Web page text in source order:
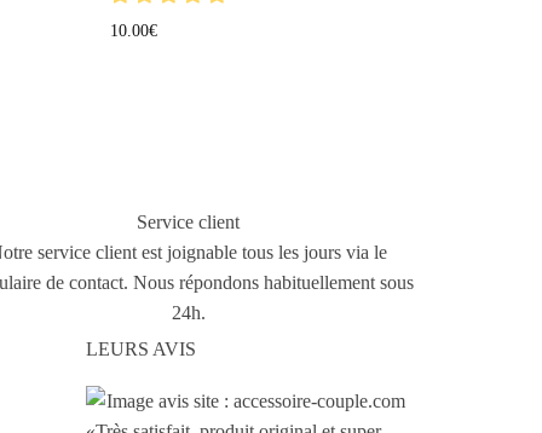
10.00€
Service client
service client est joignable tous les jours via le
de contact. Nous répondons habituellement sous
24h.
LEURS AVIS